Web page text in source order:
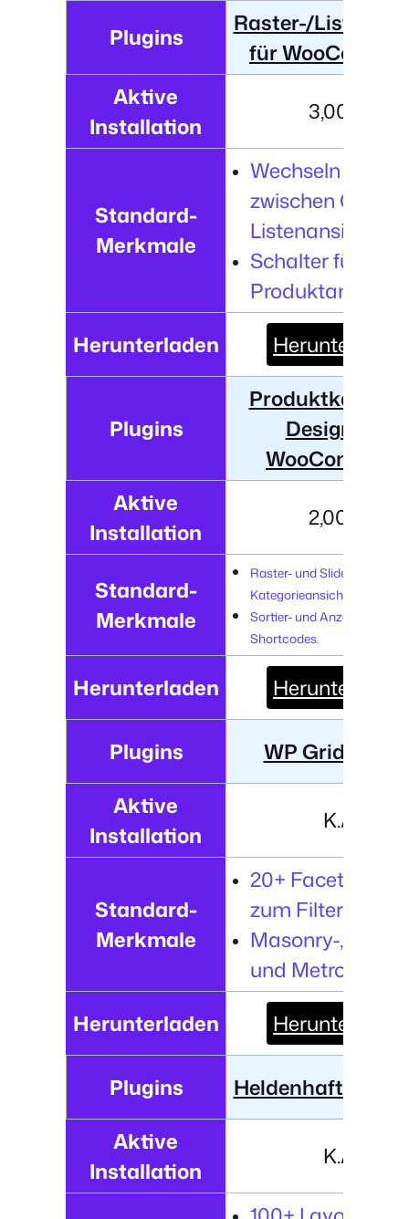
Plugins
Raster-/
für
Aktive
Installation
3,000+
Standard-
Merkmale
Wechseln Sie
zwischen Gitter-
Listenansicht.
Schalter für die
Produktanzahl.
Herunterladen
Herunterladen
Plugins
Designs für
Aktive
Installation
2,000+
Standard-
Merkmale
Raster- und Slider-
Kategorieansichten.
Sortier- und
Shortcodes.
Herunterladen Herunterladen
Plugins
WP Grid
Aktive
Installation
K.A.
Standard-
Merkmale
20+
zum Filtern.
Masonry-,
und Metro-
Herunterladen
Herunterladen
Plugins
Heldenhafte
Aktive
Installation
K.A.